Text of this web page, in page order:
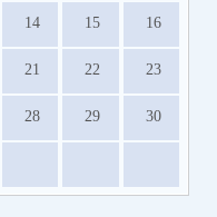
14 15 16
21 22 23
28 29 30